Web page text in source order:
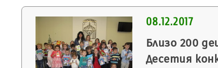
08.12.2017
Близо 200
Десетия